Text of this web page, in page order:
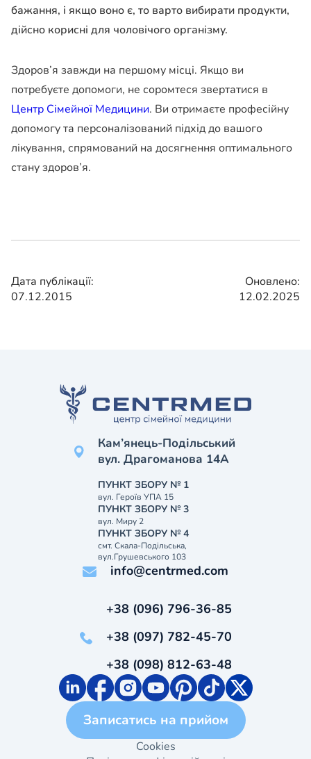
бажання, і якщо воно є, то варто вибирати продукти,
дійсно корисні для чоловічого організму.
Здоров’я завжди на першому місці. Якщо ви
потребуєте допомоги, не соромтеся звертатися в
Центр Сімейної Медицини. Ви отримаєте професійну
допомогу та персоналізований підхід до вашого
лікування, спрямований на досягнення оптимального
стану здоров’я.
Дата публікації:
07.12.2015
Оновлено:
12.02.2025
Кам’янець-Подільський
вул. Драгоманова 14А
ПУНКТ ЗБОРУ № 1
вул. Героїв УПА 15
ПУНКТ ЗБОРУ № 3
вул. Миру 2
ПУНКТ ЗБОРУ № 4
смт. Скала-Подільська,
вул.Грушевського 103
info@centrmed.com
+38 (096) 796-36-85
+38 (097) 782-45-70
+38 (098) 812-63-48
Записатись на прийом
Cookies